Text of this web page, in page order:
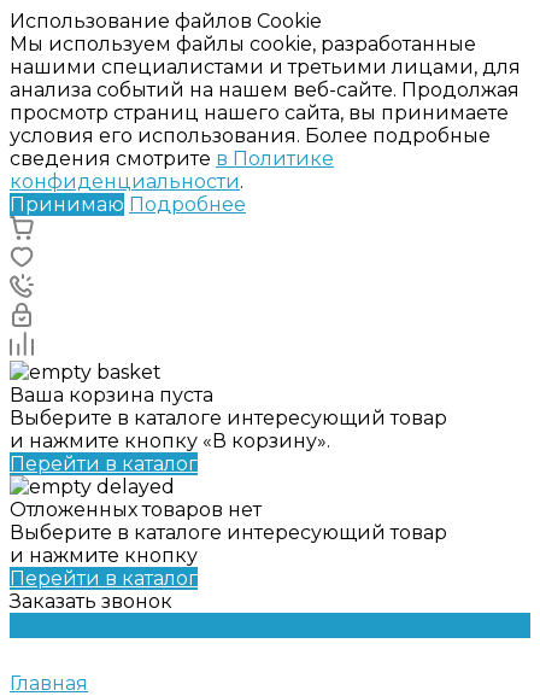
Использование файлов Cookie
Мы используем файлы cookie, разработанные
нашими специалистами и третьими лицами, для
анализа событий на нашем веб-сайте. Продолжая
просмотр страниц нашего сайта, вы принимаете
условия его использования. Более подробные
сведения смотрите в Политике
конфиденциальности.
Принимаю Подробнее
Ваша корзина пуста
Выберите в каталоге интересующий товар
и нажмите кнопку «В корзину».
Перейти в каталог
Отложенных товаров нет
Выберите в каталоге интересующий товар
и нажмите кнопку
Перейти в каталог
Заказать звонок
Главная